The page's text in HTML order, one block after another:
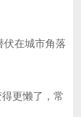
在城市角落
更懒了，常